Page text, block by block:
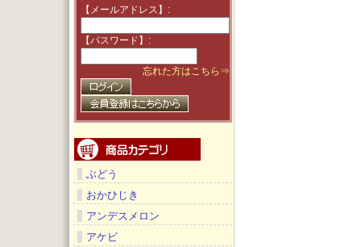
【メールアドレス】:
【パスワード】:
忘れた方はこちら⇒
ぶどう
おかひじき
アンデスメロン
アケビ